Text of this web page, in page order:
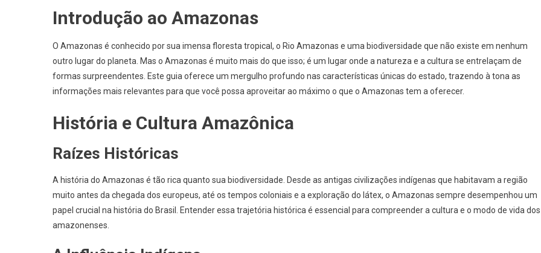
Introdução ao Amazonas
O Amazonas é conhecido por sua imensa floresta tropical, o Rio Amazonas e uma biodiversidade que não existe em nenhum
outro lugar do planeta. Mas o Amazonas é muito mais do que isso; é um lugar onde a natureza e a cultura se entrelaçam de
formas surpreendentes. Este guia oferece um mergulho profundo nas características únicas do estado, trazendo à tona as
informações mais relevantes para que você possa aproveitar ao máximo o que o Amazonas tem a oferecer.
História e Cultura Amazônica
Raízes Históricas
A história do Amazonas é tão rica quanto sua biodiversidade. Desde as antigas civilizações indígenas que habitavam a região
muito antes da chegada dos europeus, até os tempos coloniais e a exploração do látex, o Amazonas sempre desempenhou um
papel crucial na história do Brasil. Entender essa trajetória histórica é essencial para compreender a cultura e o modo de vida dos
amazonenses.